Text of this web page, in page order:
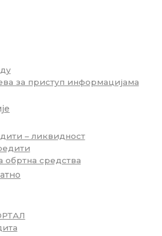
за приступ информацијама
– ликвидност
обртна средства